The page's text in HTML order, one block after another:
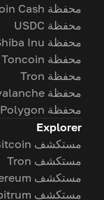
محفظة Bitcoin Cash
محفظة USDC
محفظة Shiba Inu
محفظة Toncoin
محفظة Tron
محفظة Avalanche
محفظة Polygon
Explorer
مستكشف Bitcoin
مستكشف Tron
مستكشف Ethereum
مستكشف Arbitrum